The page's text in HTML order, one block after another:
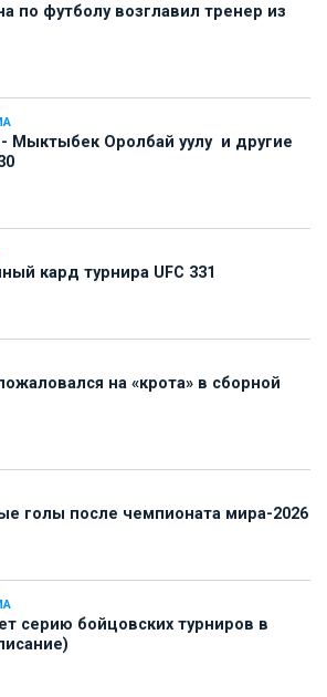
по футболу возглавил тренер из
Мыктыбек Оролбай уулу и другие
кард турнира UFC 331
на «крота» в сборной
голы после чемпионата мира-2026
серию бойцовских турниров в